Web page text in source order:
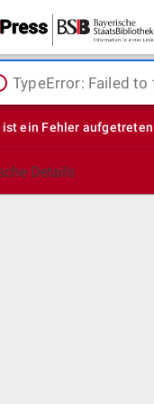
TypeError: Failed to
ist ein Fehler aufgetreten
Details